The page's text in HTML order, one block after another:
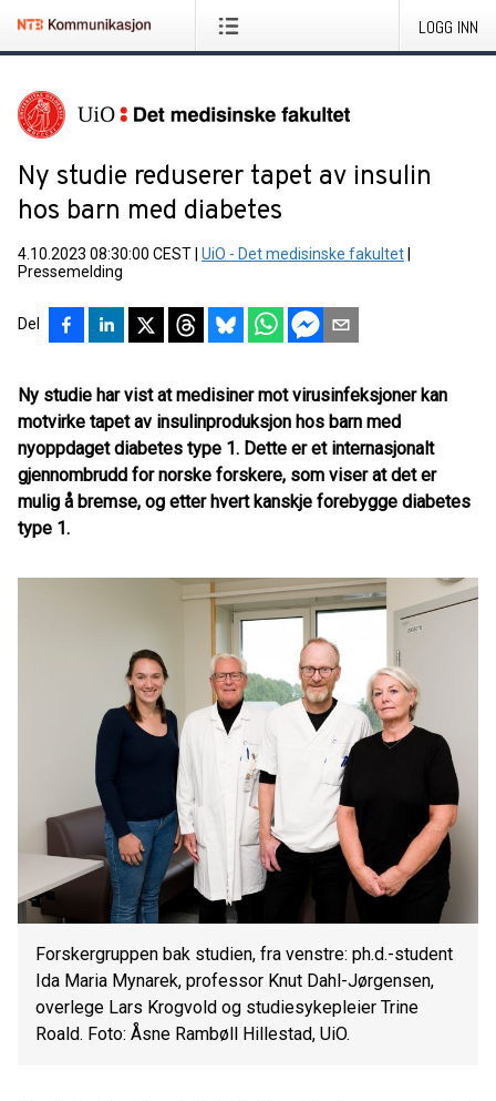
LOGG INN
Ny studie reduserer tapet av insulin
hos barn med diabetes
4.10.2023 08:30:00 CEST UiO - Det medisinske fakultet
Pressemelding
Del
Ny studie har vist at medisiner mot virusinfeksjoner kan
motvirke tapet av insulinproduksjon hos barn med
nyoppdaget diabetes type 1. Dette er et internasjonalt
gjennombrudd for norske forskere, som viser at det er
mulig å bremse, og etter hvert kanskje forebygge diabetes
type 1.
Forskergruppen bak studien, fra venstre: ph.d.-student
Ida Maria Mynarek, professor Knut Dahl-Jørgensen,
overlege Lars Krogvold og studiesykepleier Trine
Roald. Foto: Åsne Rambøll Hillestad, UiO.